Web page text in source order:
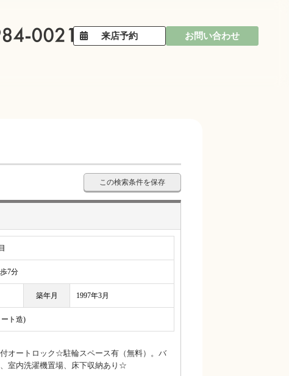
来店予約 お問い合わせ
この検索条件を保存
7分
築年月 1997年3月
ト造)
オートロック☆駐輪スペース有（無料）。バ
室内洗濯機置場、床下収納あり☆